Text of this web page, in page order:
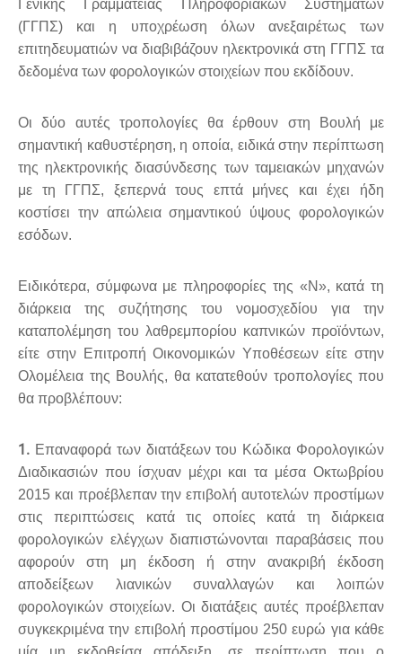
Γενικής Γραμματείας Πληροφοριακών Συστημάτων
(ΓΓΠΣ) και η υποχρέωση όλων ανεξαιρέτως των
επιτηδευματιών να διαβιβάζουν ηλεκτρονικά στη ΓΓΠΣ τα
δεδομένα των φορολογικών στοιχείων που εκδίδουν.
Οι δύο αυτές τροπολογίες θα έρθουν στη Βουλή με
σημαντική καθυστέρηση, η οποία, ειδικά στην περίπτωση
της ηλεκτρονικής διασύνδεσης των ταμειακών μηχανών
με τη ΓΓΠΣ, ξεπερνά τους επτά μήνες και έχει ήδη
κοστίσει την απώλεια σημαντικού ύψους φορολογικών
εσόδων.
Ειδικότερα, σύμφωνα με πληροφορίες της «Ν», κατά τη
διάρκεια της συζήτησης του νομοσχεδίου για την
καταπολέμηση του λαθρεμπορίου καπνικών προϊόντων,
είτε στην Επιτροπή Οικονομικών Υποθέσεων είτε στην
Ολομέλεια της Βουλής, θα κατατεθούν τροπολογίες που
θα προβλέπουν:
1. Επαναφορά των διατάξεων του Κώδικα Φορολογικών
Διαδικασιών που ίσχυαν μέχρι και τα μέσα Οκτωβρίου
2015 και προέβλεπαν την επιβολή αυτοτελών προστίμων
στις περιπτώσεις κατά τις οποίες κατά τη διάρκεια
φορολογικών ελέγχων διαπιστώνονται παραβάσεις που
αφορούν στη μη έκδοση ή στην ανακριβή έκδοση
αποδείξεων λιανικών συναλλαγών και λοιπών
φορολογικών στοιχείων. Οι διατάξεις αυτές προέβλεπαν
συγκεκριμένα την επιβολή προστίμου 250 ευρώ για κάθε